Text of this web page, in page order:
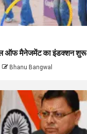
ऑफ मैनेजमेंट का इंडक्शन शुरू
Bhanu Bangwal